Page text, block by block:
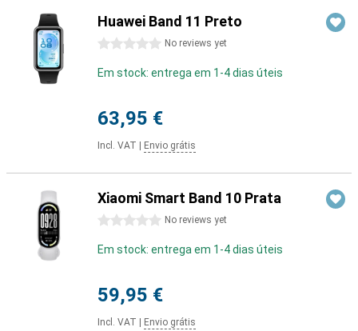
Huawei Band 11 Preto
0 stars No reviews yet
Em stock: entrega em 1-4 dias úteis
63,95 €
Incl. VAT Envio grátis
Xiaomi Smart Band 10 Prata
0 stars No reviews yet
Em stock: entrega em 1-4 dias úteis
59,95 €
Incl. VAT Envio grátis